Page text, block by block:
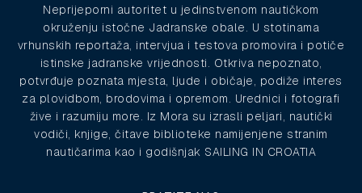
Neprijeporni autoritet u jedinstvenom nautičkom
okruženju istočne Jadranske obale. U stotinama
vrhunskih reportaža, intervjua i testova promovira i potiče
istinske jadranske vrijednosti. Otkriva nepoznato,
potvrđuje poznata mjesta, ljude i običaje, podiže interes
za plovidbom, brodovima i opremom. Urednici i fotografi
žive i razumiju more. Iz Mora su izrasli peljari, nautički
vodiči, knjige, čitave biblioteke namijenjene stranim
nautičarima kao i godišnjak SAILING IN CROATIA